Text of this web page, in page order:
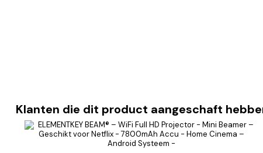
Klanten die dit product aangeschaft